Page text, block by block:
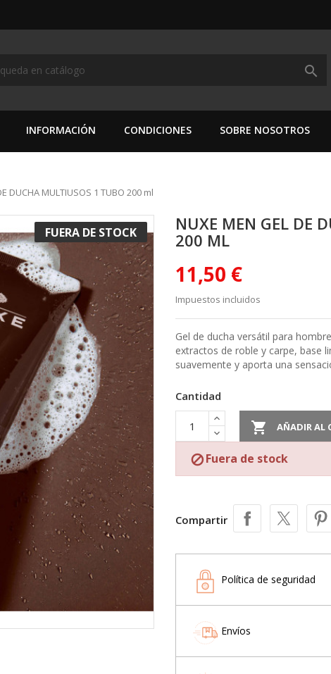
search
INFORMACIÓN CONDICIONES SOBRE NOSOTROS
DUCHA MULTIUSOS 1 TUBO 200 ml
FUERA DE STOCK
NUXE MEN GEL DE
200 ML
11,50 €
Impuestos incluidos
Gel de ducha versátil para
extractos de roble y carpe, base
suavemente y aporta una
Cantidad
 AÑADIR AL
 Fuera de stock
Compartir
Política de seguridad
Envíos